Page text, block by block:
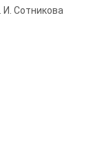
И. Сотникова